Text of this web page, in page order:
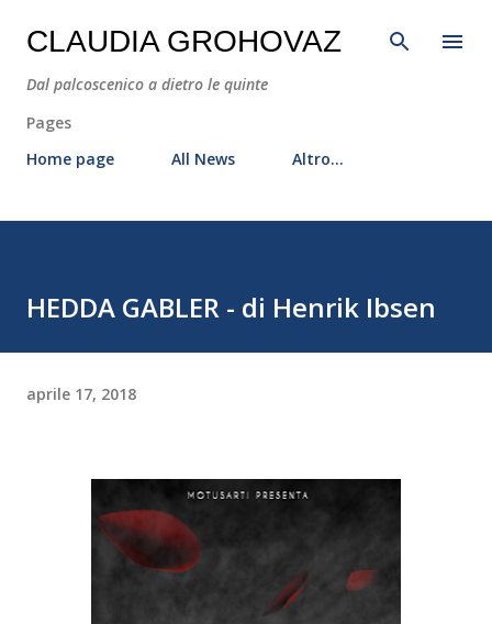
Passa ai contenuti principali
CLAUDIA GROHOVAZ
Dal palcoscenico a dietro le quinte
Pages
Home page
All News Altro…
HEDDA GABLER - di Henrik Ibsen
aprile 17, 2018